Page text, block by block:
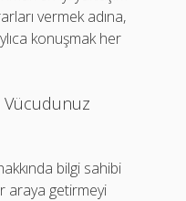
vermek adına,
konuşmak her
Vücudunuz
bilgi sahibi
araya getirmeyi